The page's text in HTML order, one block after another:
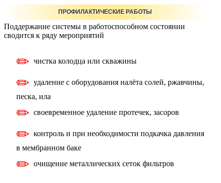
ПРОФИЛАКТИЧЕСКИЕ РАБОТЫ
Поддержание системы в работоспособном состоянии
сводится к ряду мероприятий
чистка колодца или скважины
удаление с оборудования налёта солей, ржавчины,
песка, ила
своевременное удаление протечек, засоров
контроль и при необходимости подкачка давления
в мембранном баке
очищение металлических сеток фильтров